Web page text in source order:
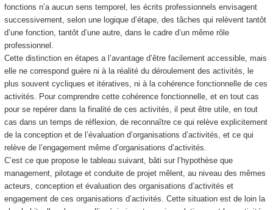
fonctions n’a aucun sens temporel, les écrits professionnels envisagent
successivement, selon une logique d’étape, des tâches qui relèvent tantôt
d’une fonction, tantôt d’une autre, dans le cadre d’un même rôle
professionnel.
Cette distinction en étapes a l’avantage d’être facilement accessible, mais
elle ne correspond guère ni à la réalité du déroulement des activités, le
plus souvent cycliques et itératives, ni à la cohérence fonctionnelle de ces
activités. Pour comprendre cette cohérence fonctionnelle, et en tout cas
pour se repérer dans la finalité de ces activités, il peut être utile, en tout
cas dans un temps de réflexion, de reconnaître ce qui relève explicitement
de la conception et de l’évaluation d’organisations d’activités, et ce qui
relève de l’engagement même d’organisations d’activités.
C’est ce que propose le tableau suivant, bâti sur l’hypothèse que
management, pilotage et conduite de projet mêlent, au niveau des mêmes
acteurs, conceptionet évaluationdes organisations d’activités et
engagementde ces organisations d’activités. Cette situation est de loin la